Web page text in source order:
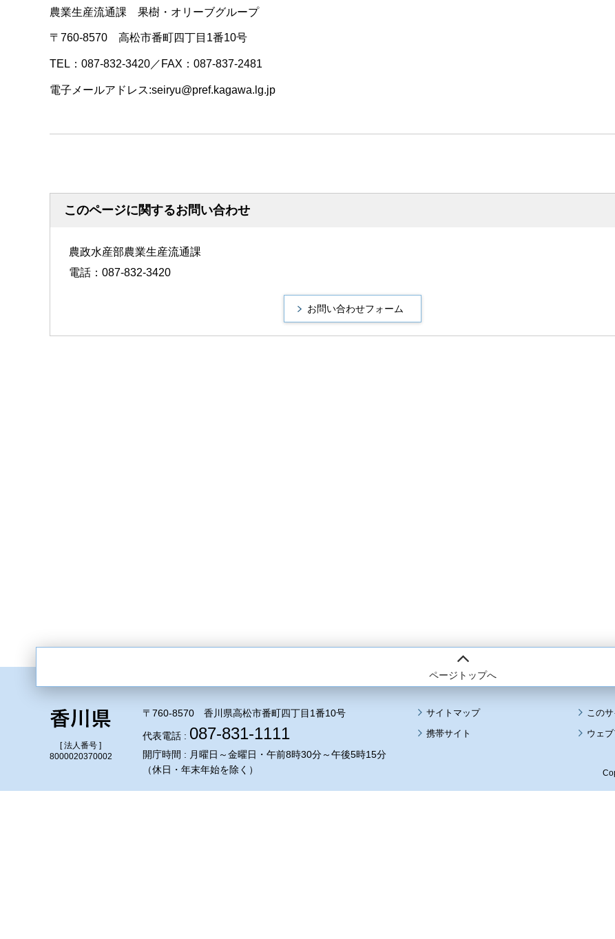
農業生産流通課 果樹・オリーブグループ
〒760-8570 高松市番町四丁目1番10号
TEL：087-832-3420／FAX：087-837-2481
電子メールアドレス:seiryu@pref.kagawa.lg.jp
このページに関するお問い合わせ
農政水産部農業生産流通課
電話：087-832-3420
ページトップへ
[ 法人番号 ]
8000020370002
〒760-8570 香川県高松市番町四丁目1番10号
代表電話 : 087-831-1111
開庁時間 : 月曜日～金曜日・午前8時30分～午後5時15分
（休日・年末年始を除く）
サイトマップ
この
携帯サイト
ウェ